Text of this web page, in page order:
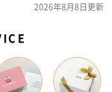
2026年8月8日更新